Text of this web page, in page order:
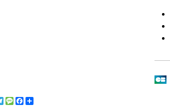
Telegram
Message
Facebook